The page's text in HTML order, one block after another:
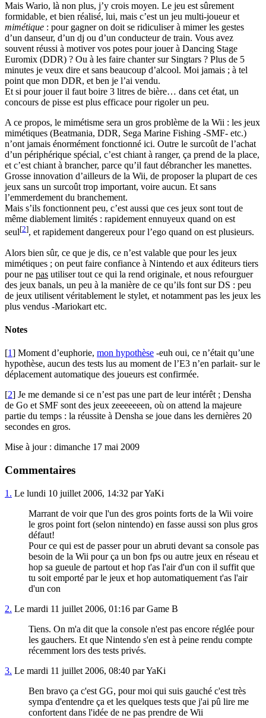
Mais Wario, là non plus, j’y crois moyen. Le jeu est sûrement
formidable, et bien réalisé, lui, mais c’est un jeu multi-joueur et
mimétique : pour gagner on doit se ridiculiser à mimer les gestes
d’un danseur, d’un dj ou d’un conducteur de train. Vous avez
souvent réussi à motiver vos potes pour jouer à Dancing Stage
Euromix (DDR) ? Ou à les faire chanter sur Singtars ? Plus de 5
minutes je veux dire et sans beaucoup d’alcool. Moi jamais ; à tel
point que mon DDR, et ben je l’ai vendu.
Et si pour jouer il faut boire 3 litres de bière… dans cet état, un
concours de pisse est plus efficace pour rigoler un peu.
A ce propos, le mimétisme sera un gros problème de la Wii : les jeux
mimétiques (Beatmania, DDR, Sega Marine Fishing -SMF- etc.)
n’ont jamais énormément fonctionné ici. Outre le surcoût de l’achat
d’un périphérique spécial, c’est chiant à ranger, ça prend de la place,
et c’est chiant à brancher, parce qu’il faut débrancher les manettes.
Grosse innovation d’ailleurs de la Wii, de proposer la plupart de ces
jeux sans un surcoût trop important, voire aucun. Et sans
l’emmerdement du branchement.
Mais s’ils fonctionnent peu, c’est aussi que ces jeux sont tout de
même diablement limités : rapidement ennuyeux quand on est
seul[2], et rapidement dangereux pour l’ego quand on est plusieurs.
Alors bien sûr, ce que je dis, ce n’est valable que pour les jeux
mimétiques ; on peut faire confiance à Nintendo et aux éditeurs tiers
pour ne pas utiliser tout ce qui la rend originale, et nous refourguer
des jeux banals, un peu à la manière de ce qu’ils font sur DS : peu
de jeux utilisent véritablement le stylet, et notamment pas les jeux les
plus vendus -Mariokart etc.
Notes
[1] Moment d’euphorie, mon hypothèse -euh oui, ce n’était qu’une
hypothèse, aucun des tests lus au moment de l’E3 n’en parlait- sur le
déplacement automatique des joueurs est confirmée.
[2] Je me demande si ce n’est pas une part de leur intérêt ; Densha
de Go et SMF sont des jeux zeeeeeeen, où on attend la majeure
partie du temps : la réussite à Densha se joue dans les dernières 20
secondes en gros.
Mise à jour : dimanche 17 mai 2009
Commentaires
1. Le lundi 10 juillet 2006, 14:32 par YaKi
Marrant de voir que l'un des gros points forts de la Wii voire
le gros point fort (selon nintendo) en fasse aussi son plus gros
défaut!
Pour ce qui est de passer pour un abruti devant sa console pas
besoin de la Wii pour ça un bon fps ou autre jeux en réseau et
hop sa gueule de partout et hop t'as l'air d'un con il suffit que
tu soit emporté par le jeux et hop automatiquement t'as l'air
d'un con
2. Le mardi 11 juillet 2006, 01:16 par Game B
Tiens. On m'a dit que la console n'est pas encore réglée pour
les gauchers. Et que Nintendo s'en est à peine rendu compte
récemment lors des tests privés.
3. Le mardi 11 juillet 2006, 08:40 par YaKi
Ben bravo ça c'est GG, pour moi qui suis gauché c'est très
sympa d'entendre ça et les quelques tests que j'ai pû lire me
confortent dans l'idée de ne pas prendre de Wii